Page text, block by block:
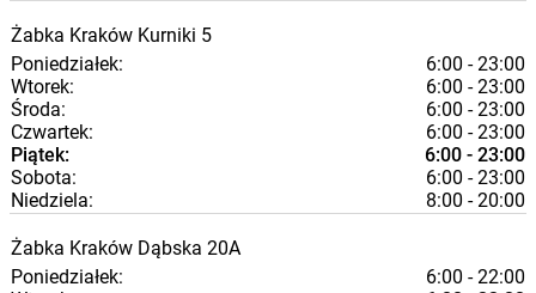
Żabka Kraków Kurniki 5
Poniedziałek:
6:00 - 23:00
Wtorek:
6:00 - 23:00
Środa:
6:00 - 23:00
Czwartek:
6:00 - 23:00
Piątek:
6:00 - 23:00
Sobota:
6:00 - 23:00
Niedziela:
8:00 - 20:00
Żabka Kraków Dąbska 20A
Poniedziałek:
6:00 - 22:00